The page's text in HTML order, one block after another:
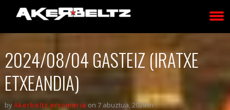
2024/08/04 GASTEIZ (IRATXE
ETXEANDIA)
byAkerbeltz erromeria on 7 abuztua, 2024 in